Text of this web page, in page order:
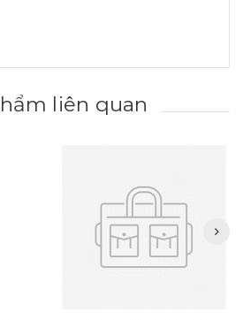
liên quan